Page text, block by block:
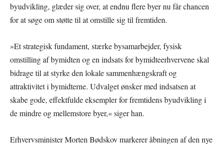
byudvikling, glæder sig over, at endnu flere byer nu får chancen
for at søge om støtte til at omstille sig til fremtiden.
»Et strategisk fundament, stærke bysamarbejder, fysisk
omstilling af bymidten og en indsats for bymidteerhvervene skal
bidrage til at styrke den lokale sammenhængskraft og
attraktivitet i bymidterne. Udvalget ønsker med indsatsen at
skabe gode, effektfulde eksempler for fremtidens byudvikling i
de mindre og mellemstore byer,« siger han.
Erhvervsminister Morten Bødskov markerer åbningen af den nye